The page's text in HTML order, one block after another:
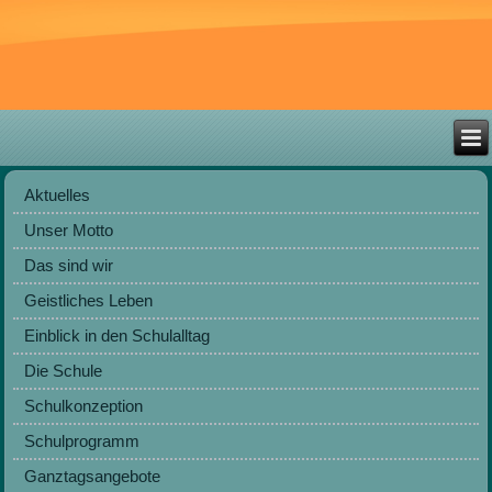
Aktuelles
Unser Motto
Das sind wir
Geistliches Leben
Einblick in den Schulalltag
Die Schule
Schulkonzeption
Schulprogramm
Ganztagsangebote